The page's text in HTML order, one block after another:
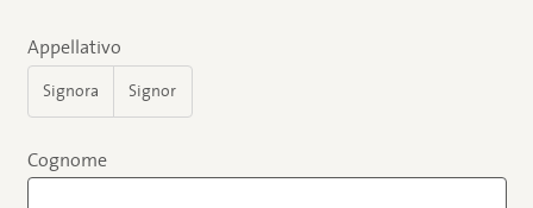
Appellativo
Signora Signor
Cognome